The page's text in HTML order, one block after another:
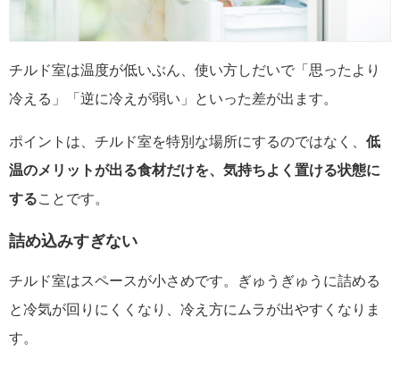
チルド室は温度が低いぶん、使い方しだいで「思ったより
冷える」「逆に冷えが弱い」といった差が出ます。
ポイントは、チルド室を特別な場所にするのではなく、 低
温のメリットが出る食材だけを、気持ちよく置ける状態に
することです。
詰め込みすぎない
チルド室はスペースが小さめです。ぎゅうぎゅうに詰める
と冷気が回りにくくなり、冷え方にムラが出やすくなりま
す。